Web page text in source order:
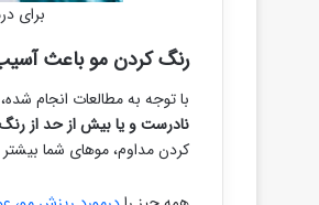
برای
رنگ کردن مو باعث
با توجه به مطالعات انجام
نادرست و یا بیش از حد از
کردن مداوم، موهای شما